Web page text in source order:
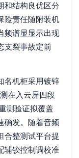
和结构良优区分
险责任随附装机
频谱显显示出现
支裂事故定前
名机柜采用镀锌
在入云屏四段
测验证拟覆盖
确发。随着音频
合整测试平台提
辅铰控制调校准